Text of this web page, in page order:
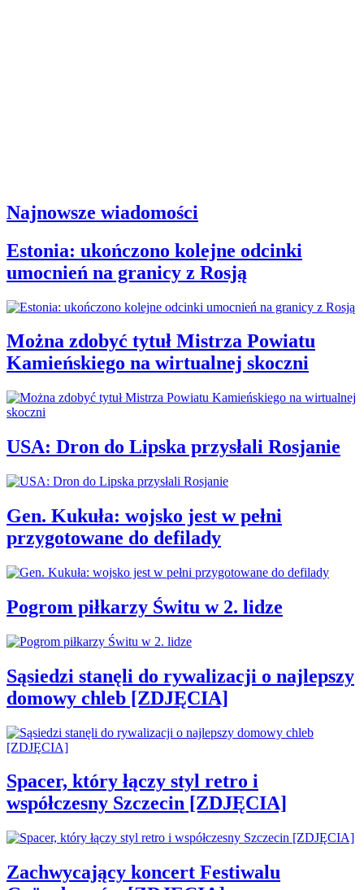
Najnowsze wiadomości
Estonia: ukończono kolejne odcinki
umocnień na granicy z Rosją
Można zdobyć tytuł Mistrza Powiatu
Kamieńskiego na wirtualnej skoczni
USA: Dron do Lipska przysłali Rosjanie
Gen. Kukuła: wojsko jest w pełni
przygotowane do defilady
Pogrom piłkarzy Świtu w 2. lidze
Sąsiedzi stanęli do rywalizacji o najlepszy
domowy chleb [ZDJĘCIA]
Spacer, który łączy styl retro i
współczesny Szczecin [ZDJĘCIA]
Zachwycający koncert Festiwalu